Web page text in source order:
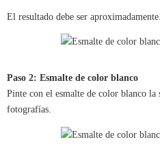
El resultado debe ser aproximadamente.
Paso 2: Esmalte de color blanco
Pinte con el esmalte de color blanco
fotografías.